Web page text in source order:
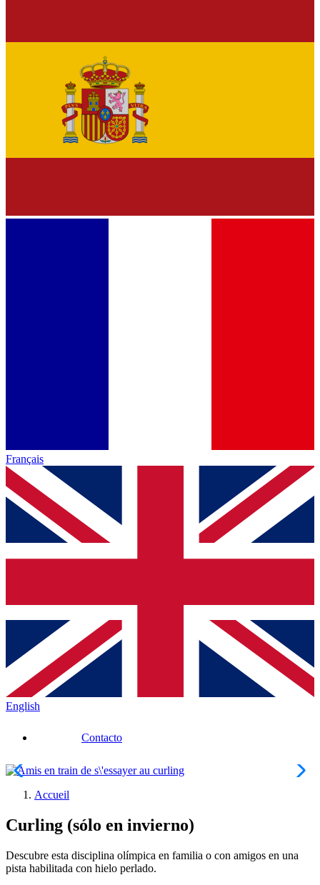
Français
English
Contacto
Accueil
Curling (sólo en invierno)
Descubre esta disciplina olímpica en familia o con amigos en una
pista habilitada con hielo perlado.